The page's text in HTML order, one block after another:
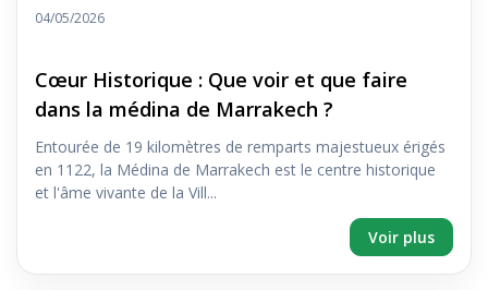
04/05/2026
Cœur Historique : Que voir et que faire
dans la médina de Marrakech ?
Entourée de 19 kilomètres de remparts majestueux érigés
en 1122, la Médina de Marrakech est le centre historique
et l'âme vivante de la Vill...
Voir plus